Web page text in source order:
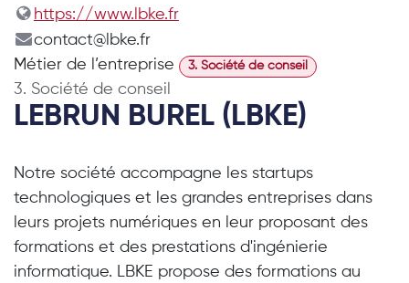
https://www.lbke.fr
contact@lbke.fr
Métier de l’entreprise
3. Société de conseil
3. Société de conseil
LEBRUN BUREL (LBKE)
Notre société accompagne les startups
technologiques et les grandes entreprises dans
leurs projets numériques en leur proposant des
formations et des prestations d'ingénierie
informatique. LBKE propose des formations au